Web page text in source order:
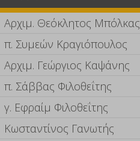
Αρχιμ. Θεόκλητος Μπόλκας
π. Συμεών Κραγιόπουλος
Αρχιμ. Γεώργιος Καψάνης
π. Σάββας Φιλοθεΐτης
γ. Εφραίμ Φιλοθεΐτης
Κωσταντίνος Γανωτής